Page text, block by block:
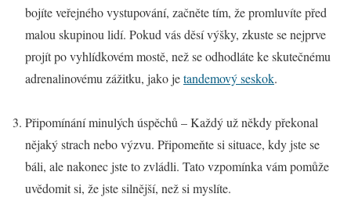
bojíte veřejného vystupování, začněte tím, že promluvíte před
malou skupinou lidí. Pokud vás děsí výšky, zkuste se nejprve
projít po vyhlídkovém mostě, než se odhodláte ke skutečnému
adrenalinovému zážitku, jako jetandemový seskok.
Připomínání minulých úspěchů – Každý už někdy překonal
nějaký strach nebo výzvu. Připomeňte si situace, kdy jste se
báli, ale nakonec jste to zvládli. Tato vzpomínka vám pomůže
uvědomit si, že jste silnější, než si myslíte.